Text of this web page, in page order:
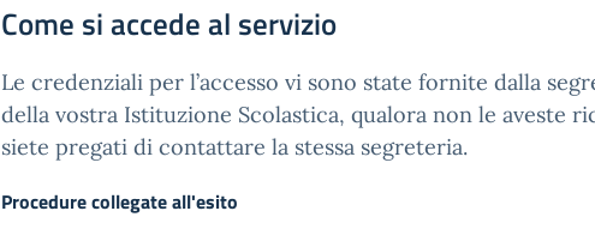
Come si accede al servizio
Le credenziali per l’accesso vi sono state fornite dalla
della vostra Istituzione Scolastica, qualora non le aveste
siete pregati di contattare la stessa segreteria.
Procedure collegate all'esito